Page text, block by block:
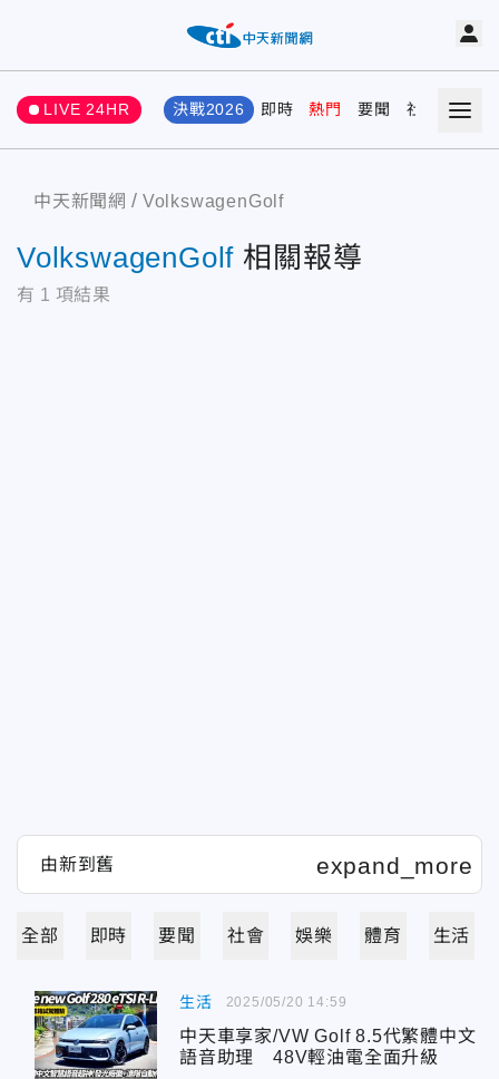
LIVE 24HR 決戰2026 即時 熱門 要聞 社會 娛樂
中天新聞網 VolkswagenGolf
VolkswagenGolf 相關報導
有 1 項結果
全部 即時 要聞 社會 娛樂 體育 生活
生活
中天車享家/VW Golf 8.5代繁體中文
語音助理 48V輕油電全面升級
2025/05/20 14:59